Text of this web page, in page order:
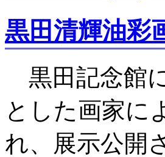
黒田清輝油彩
黒田記念館
とした画家に
れ、展示公開